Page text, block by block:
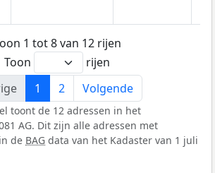
1 tot 8 van 12 rijen
Toon
rijen
1 2 Volgende
toont de 12 adressen in het
AG. Dit zijn alle adressen met
de BAG data van het Kadaster van 1 juli